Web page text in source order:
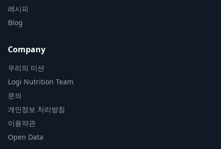
레시피
Blog
Company
우리의 미션
Logi Nutrition Team
문의
개인정보 처리방침
이용약관
Open Data